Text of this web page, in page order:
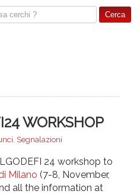
WORKSHOP
Segnalazioni
24 workshop to
Milano (7-8, November,
all the information at